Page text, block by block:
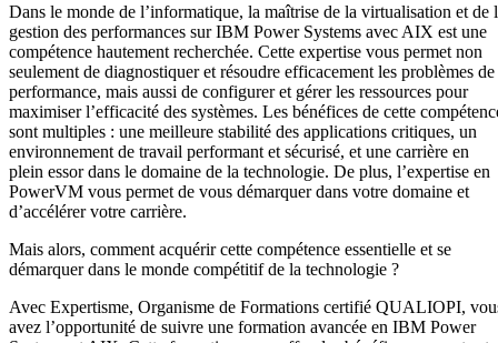
Dans le monde de l’informatique, la maîtrise de la virtualisation et de
gestion des performances sur IBM Power Systems avec AIX est une
compétence hautement recherchée. Cette expertise vous permet non
seulement de diagnostiquer et résoudre efficacement les problèmes de
performance, mais aussi de configurer et gérer les ressources pour
maximiser l’efficacité des systèmes. Les bénéfices de cette
sont multiples : une meilleure stabilité des applications critiques, un
environnement de travail performant et sécurisé, et une carrière en
plein essor dans le domaine de la technologie. De plus, l’expertise en
PowerVM vous permet de vous démarquer dans votre domaine et
d’accélérer votre carrière.
Mais alors, comment acquérir cette compétence essentielle et se
démarquer dans le monde compétitif de la technologie ?
Avec Expertisme, Organisme de Formations certifié QUALIOPI,
avez l’opportunité de suivre une formation avancée en IBM Power